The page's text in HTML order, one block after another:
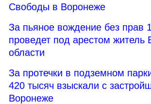
Свободы в Воронеже
За пьяное вождение без прав
проведет под арестом житель
области
За протечки в подземном
420 тысяч взыскали с
Воронеже